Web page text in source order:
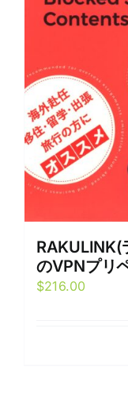
RAKULINK(
のVPNプリ
$216.00